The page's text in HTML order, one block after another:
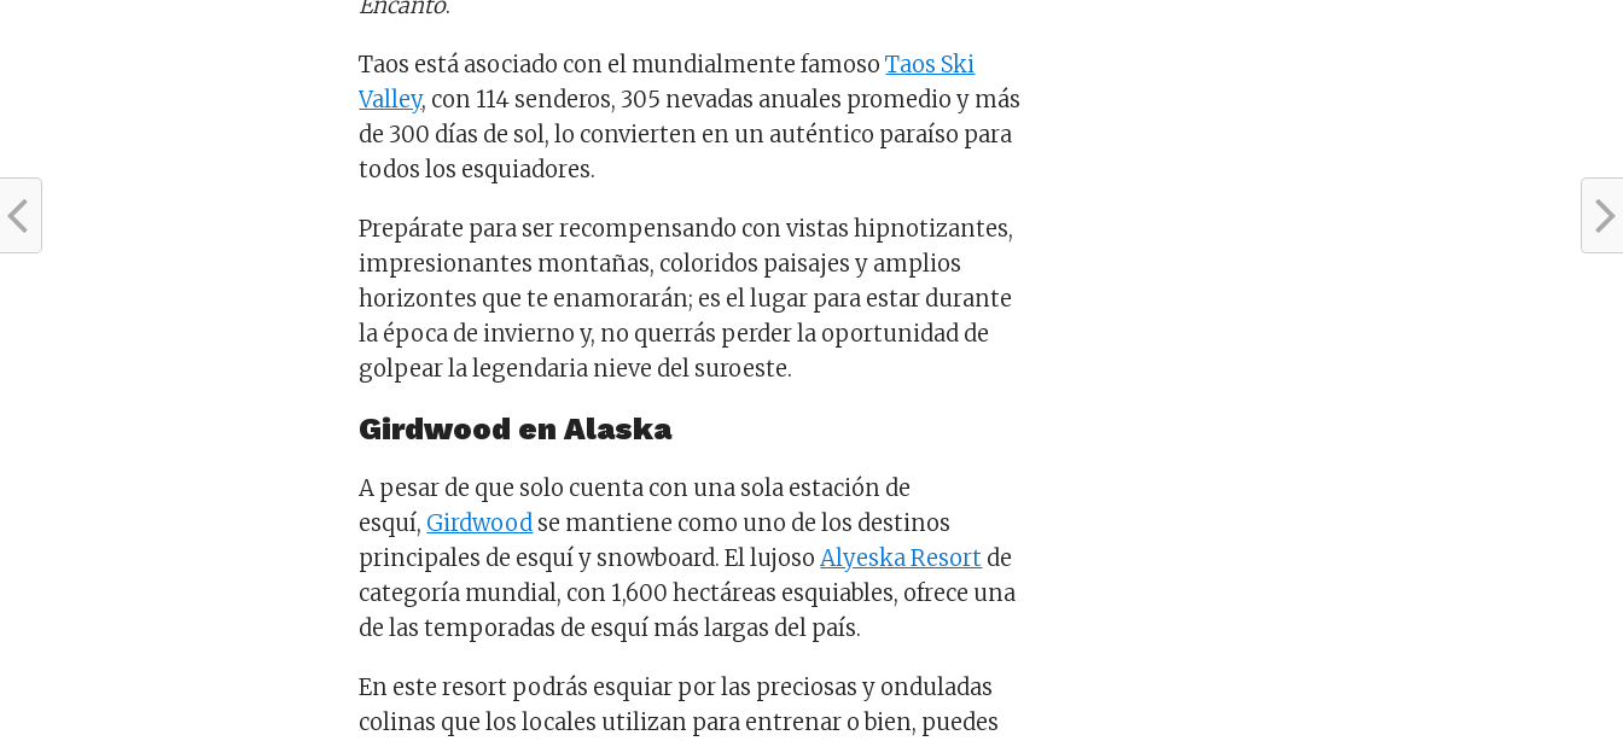
Taos está asociado con el mundialmente famosoTaos Ski
Valley, con 114 senderos, 305 nevadas anuales promedio y más
de 300 días de sol, lo convierten en un auténtico paraíso para
todos los esquiadores.
Prepárate para ser recompensando con vistas hipnotizantes,
impresionantes montañas, coloridos paisajes y amplios
horizontes que te enamorarán; es el lugar para estar durante
la época de invierno y, no querrás perder la oportunidad de
golpear la legendaria nieve del suroeste.
Girdwood en Alaska
A pesar de que solo cuenta con una sola estación de
esquí, Girdwood se mantiene como uno de los destinos
principales de esquí y snowboard. El lujosoAlyeska Resort de
categoría mundial, con 1,600 hectáreas esquiables, ofrece una
de las temporadas de esquí más largas del país.
En este resort podrás esquiar por las preciosas y onduladas
colinas que los locales utilizan para entrenar o bien, puedes